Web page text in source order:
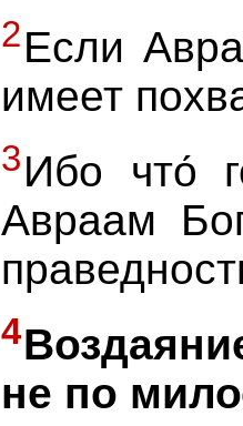
2Если
имеет
3Ибо что́
Авраам
4
не по